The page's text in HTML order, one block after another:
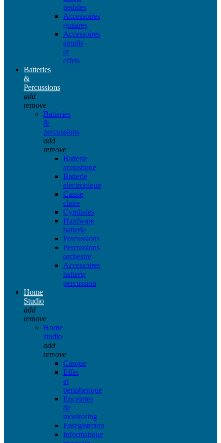
pedales
Accessoires
guitares
Accessoires
amplis
et
effets
Batteries
&
Percussions
add
remove
Batteries
&
percussions
add
remove
Batterie
acoustique
Batterie
electronique
Caisse
claire
Cymbales
Hardware
batterie
Percussions
Percussions
orchestre
Accessoires
batterie
percussion
Home
Studio
add
remove
Home
studio
add
remove
Casque
Effet
et
peripherique
Enceintes
de
monitoring
Enregistreurs
Informatique